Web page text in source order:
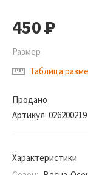
450Р
Размер
Таблица
Продано
Артикул: 026200219
Характеристики